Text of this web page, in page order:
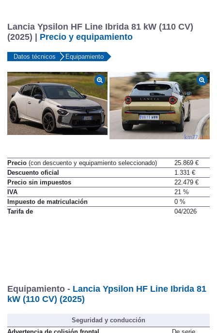
Lancia Ypsilon HF Line Ibrida 81 kW (110 CV)
(2025) |
Precio y equipamiento
Precio(con descuento y equipamiento seleccionado)
25.869 €
Descuento oficial
1.331 €
Precio sin impuestos
22.479 €
IVA
21 %
Impuesto de matriculación
0 %
Equipamiento -Lancia Ypsilon HF Line Ibrida 81
kW (110 CV) (2025)
Seguridad y conducción